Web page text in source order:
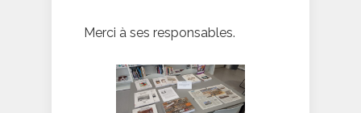
Merci à ses responsables.